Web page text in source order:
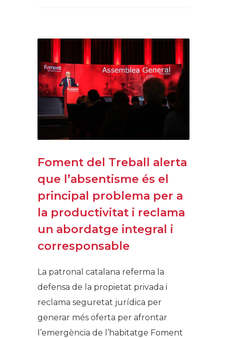
Foment del Treball alerta
que l’absentisme és el
principal problema per a
la productivitat i reclama
un abordatge integral i
corresponsable
La patronal catalana referma la
defensa de la propietat privada i
reclama seguretat jurídica per
generar més oferta per afrontar
l’emergència de l’habitatge Foment